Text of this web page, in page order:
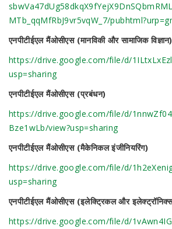
MTb_qqMfRbJ9vr5vqW_7/
एनपीटीईएल मैंओसीएस (मानविकी और सामाजिक विज्ञान)
https://drive.google.com/file/d/
usp=sharing
एनपीटीईएल मैंओसीएस (प्रबंधन)
https://drive.google.com/file/d/
Bze1wLb/view?usp=sharing
एनपीटीईएल मैंओसीएस (मैकेनिकल इंजीनियरिंग)
https://drive.google.com/file/d/
usp=sharing
एनपीटीईएल मैंओसीएस (इलेक्ट्रिकल और इलेक्ट्रॉनिक्स
https://drive.google.com/file/d/